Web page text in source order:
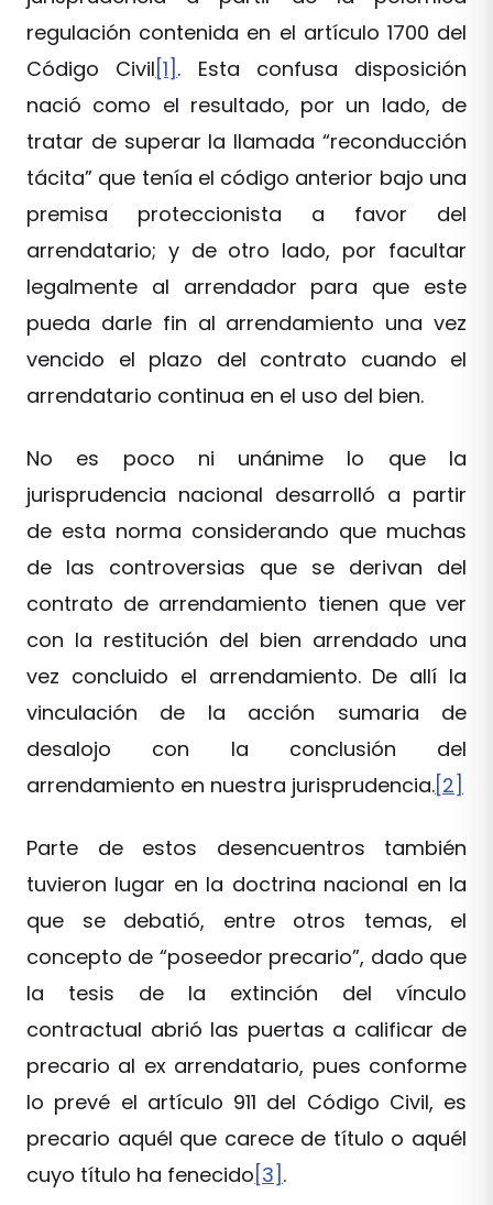
regulación contenida en el artículo 1700 del
Código Civil [1] . Esta confusa disposición
nació como el resultado, por un lado, de
tratar de superar la llamada “reconducción
tácita” que tenía el código anterior bajo una
premisa proteccionista a favor del
arrendatario; y de otro lado, por facultar
legalmente al arrendador para que este
pueda darle fin al arrendamiento una vez
vencido el plazo del contrato cuando el
arrendatario continua en el uso del bien.
No es poco ni unánime lo que la
jurisprudencia nacional desarrolló a partir
de esta norma considerando que muchas
de las controversias que se derivan del
contrato de arrendamiento tienen que ver
con la restitución del bien arrendado una
vez concluido el arrendamiento. De allí la
vinculación de la acción sumaria de
desalojo con la conclusión del
arrendamiento en nuestra jurisprudencia.[2]
Parte de estos desencuentros también
tuvieron lugar en la doctrina nacional en la
que se debatió, entre otros temas, el
concepto de “poseedor precario”, dado que
la tesis de la extinción del vínculo
contractual abrió las puertas a calificar de
precario al ex arrendatario, pues conforme
lo prevé el artículo 911 del Código Civil, es
precario aquél que carece de título o aquél
cuyo título ha fenecido [3] .